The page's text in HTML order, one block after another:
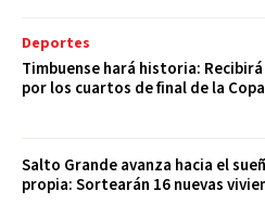
Deportes
Timbuense hará historia:
por los cuartos de final de la
Salto Grande avanza hacia el
propia: Sortearán 16 nuevas